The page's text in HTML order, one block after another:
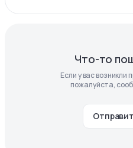
Что-то
Если у вас возникли
пожалуйста,